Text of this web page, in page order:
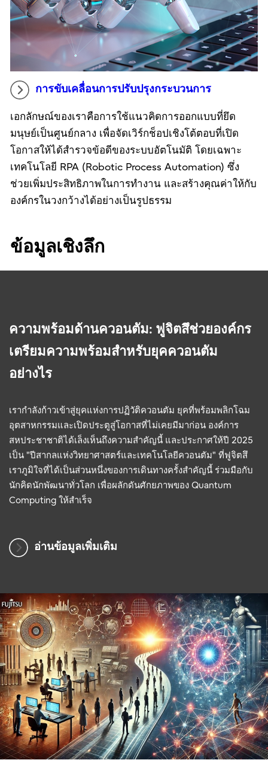
การขับเคลื่อนการปรับปรุงกระบวนการ
เอกลักษณ์ของเราคือการใช้แนวคิดการออกแบบที่ยึด
มนุษย์เป็นศูนย์กลาง เพื่อจัดเวิร์กช็อปเชิงโต้ตอบที่เปิด
โอกาสให้ได้สำรวจข้อดีของระบบอัตโนมัติ โดยเฉพาะ
เทคโนโลยี RPA (Robotic Process Automation) ซึ่ง
ช่วยเพิ่มประสิทธิภาพในการทำงาน และสร้างคุณค่าให้กับ
องค์กรในวงกว้างได้อย่างเป็นรูปธรรม
ข้อมูลเชิงลึก
ความพร้อมด้านควอนตัม: ฟูจิตสึช่วยองค์กร
เตรียมความพร้อมสำหรับยุคควอนตัม
อย่างไร
เรากำลังก้าวเข้าสู่ยุคแห่งการปฏิวัติควอนตัม ยุคที่พร้อมพลิกโฉม
อุตสาหกรรมและเปิดประตูสู่โอกาสที่ไม่เคยมีมาก่อน องค์การ
สหประชาชาติได้เล็งเห็นถึงความสำคัญนี้ และประกาศให้ปี 2025
เป็น "ปีสากลแห่งวิทยาศาสตร์และเทคโนโลยีควอนตัม" ที่ฟูจิตสึ
เราภูมิใจที่ได้เป็นส่วนหนึ่งของการเดินทางครั้งสำคัญนี้ ร่วมมือกับ
นักคิดนักพัฒนาทั่วโลก เพื่อผลักดันศักยภาพของ Quantum
Computing ให้สำเร็จ
อ่านข้อมูลเพิ่มเติม